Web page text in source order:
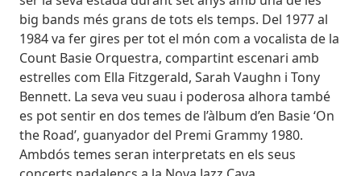
big bands més grans de tots els temps. Del 1977 al
1984 va fer gires per tot el món com a vocalista de la
Count Basie Orquestra, compartint escenari amb
estrelles com Ella Fitzgerald, Sarah Vaughn i Tony
Bennett. La seva veu suau i poderosa alhora també
es pot sentir en dos temes de l’àlbum d’en Basie ‘On
the Road’, guanyador del Premi Grammy 1980.
Ambdós temes seran interpretats en els seus